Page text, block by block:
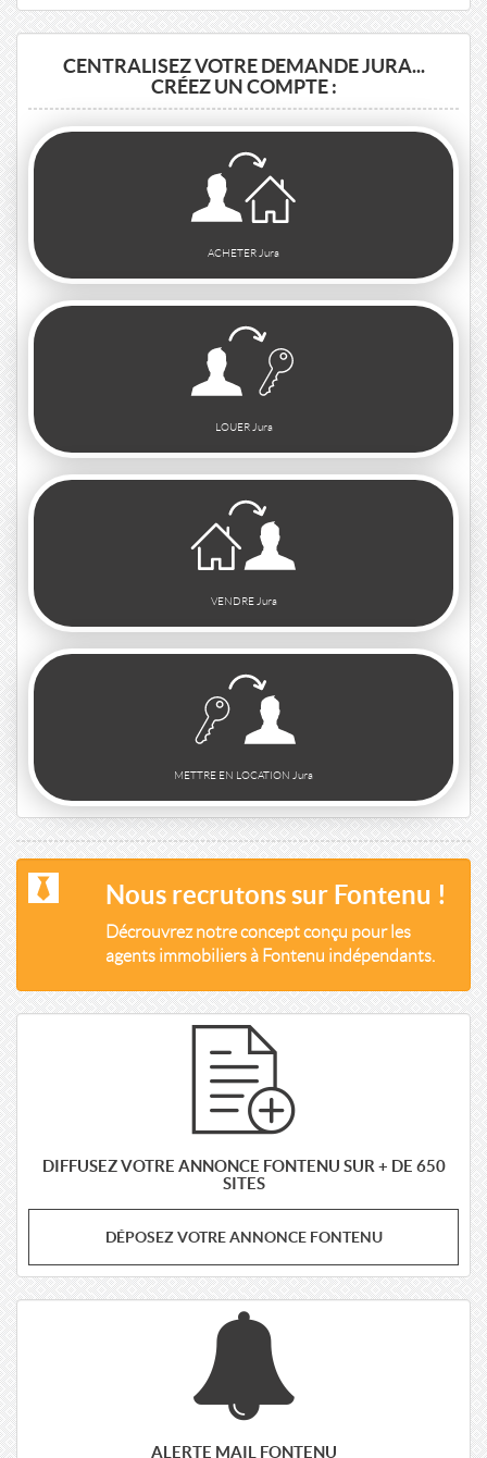
CENTRALISEZ VOTRE DEMANDE JURA...
CRÉEZ UN COMPTE :
ACHETER Jura
LOUER Jura
VENDRE Jura
METTRE EN LOCATION Jura
Nous recrutons sur Fontenu !
Décrouvrez notre concept conçu pour les
agents immobiliers à Fontenu indépendants.
DIFFUSEZ VOTRE ANNONCE FONTENU SUR + DE 650
SITES
DÉPOSEZ VOTRE ANNONCE FONTENU
ALERTE MAIL FONTENU